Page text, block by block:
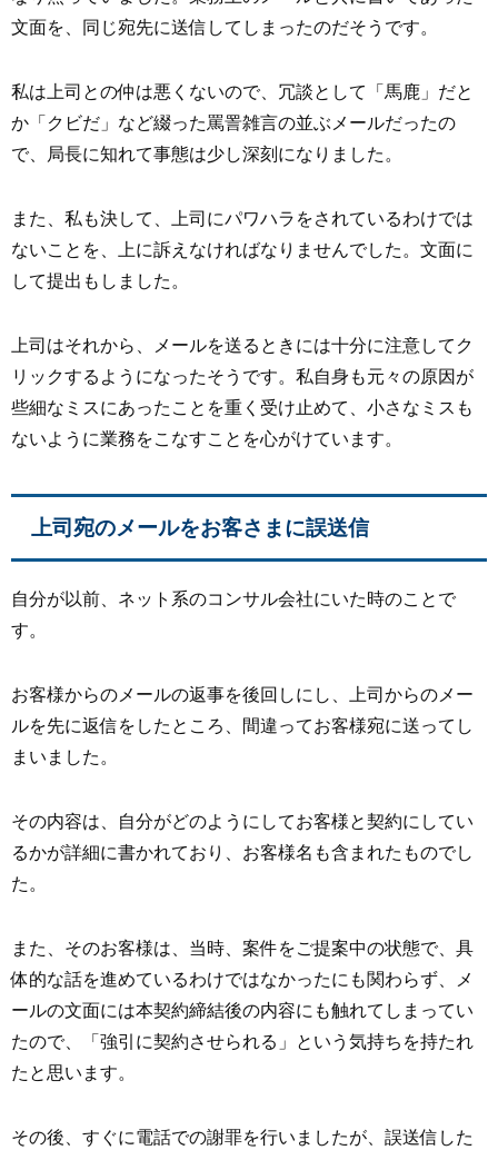
文面を、同じ宛先に送信してしまったのだそうです。
私は上司との仲は悪くないので、冗談として「馬鹿」だと
か「クビだ」など綴った罵詈雑言の並ぶメールだったの
で、局長に知れて事態は少し深刻になりました。
また、私も決して、上司にパワハラをされているわけでは
ないことを、上に訴えなければなりませんでした。文面に
して提出もしました。
上司はそれから、メールを送るときには十分に注意してク
リックするようになったそうです。私自身も元々の原因が
些細なミスにあったことを重く受け止めて、小さなミスも
ないように業務をこなすことを心がけています。
上司宛のメールをお客さまに誤送信
自分が以前、ネット系のコンサル会社にいた時のことで
す。
お客様からのメールの返事を後回しにし、上司からのメー
ルを先に返信をしたところ、間違ってお客様宛に送ってし
まいました。
その内容は、自分がどのようにしてお客様と契約にしてい
るかが詳細に書かれており、お客様名も含まれたものでし
た。
また、そのお客様は、当時、案件をご提案中の状態で、具
体的な話を進めているわけではなかったにも関わらず、メ
ールの文面には本契約締結後の内容にも触れてしまってい
たので、「強引に契約させられる」という気持ちを持たれ
たと思います。
その後、すぐに電話での謝罪を行いましたが、誤送信した